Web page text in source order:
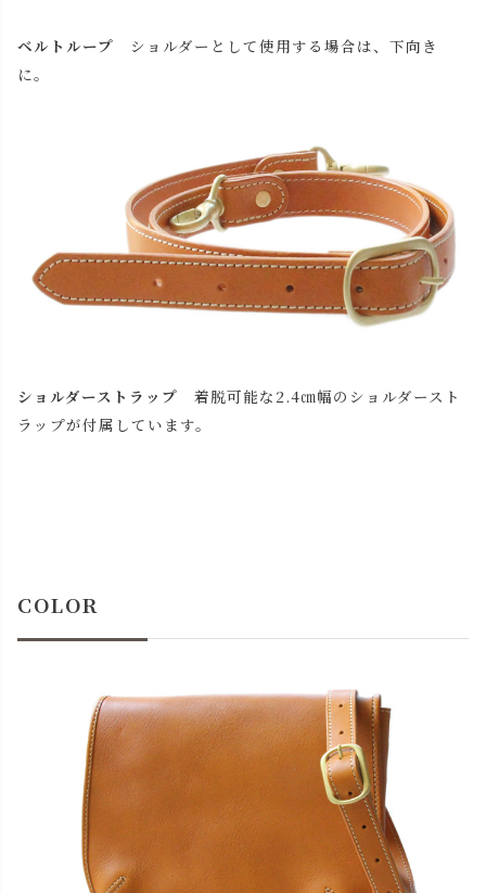
ベルトループ ショルダーとして使用する場合は、下向き
に。
ショルダーストラップ 着脱可能な2.4㎝幅のショルダースト
ラップが付属しています。
COLOR